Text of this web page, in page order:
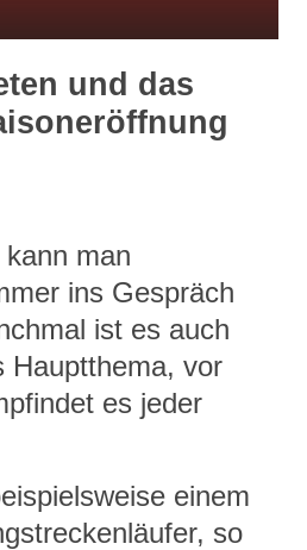
und das
man
ins Gespräch
ist es auch
Hauptthema, vor
es jeder
einem
so